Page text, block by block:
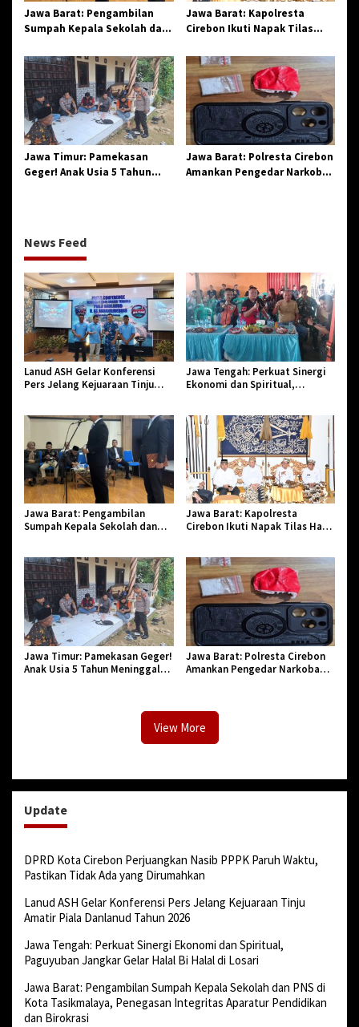
Jawa Barat: Pengambilan
Sumpah Kepala Sekolah dan
Penegasan Integritas
Aparatur Pendidikan dan
Birokrasi
Jawa Barat: Kapolresta
Cirebon Ikuti Napak Tilas
Sinergi dan Pelestarian
Sejarah
Jawa Timur: Pamekasan
Geger! Anak Usia 5 Tahun
Jawa Barat: Polresta Cirebon
Amankan Pengedar Narkoba
News Feed
Lanud ASH Gelar Konferensi
Pers Jelang Kejuaraan Tinju
Jawa Tengah: Perkuat Sinergi
Ekonomi dan Spiritual,
Jawa Barat: Pengambilan
Sumpah Kepala Sekolah dan
Pendidikan dan Birokrasi
Jawa Barat: Kapolresta
Cirebon Ikuti Napak Tilas Hari
Jawa Timur: Pamekasan Geger!
Anak Usia 5 Tahun Meninggal
Jawa Barat: Polresta Cirebon
Amankan Pengedar Narkoba
View More
Update
DPRD Kota Cirebon Perjuangkan Nasib PPPK Paruh Waktu,
Pastikan Tidak Ada yang Dirumahkan
Lanud ASH Gelar Konferensi Pers Jelang Kejuaraan Tinju
Amatir Piala Danlanud Tahun 2026
Jawa Tengah: Perkuat Sinergi Ekonomi dan Spiritual,
Paguyuban Jangkar Gelar Halal Bi Halal di Losari
Jawa Barat: Pengambilan Sumpah Kepala Sekolah dan PNS di
Kota Tasikmalaya, Penegasan Integritas Aparatur Pendidikan
dan Birokrasi